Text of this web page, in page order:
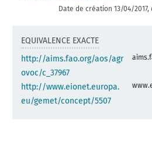
Date de création 13/04/
EQUIVALENCE EXACTE
http://aims.fao.org/aos/agr
ovoc/c_37967
http://www.eionet.europa.
eu/gemet/concept/5507